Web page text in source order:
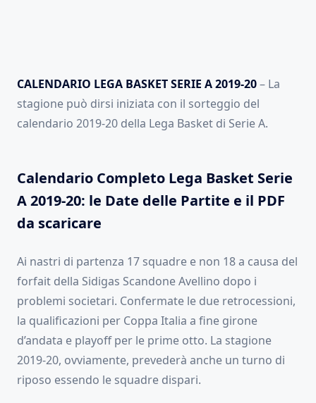
CALENDARIO LEGA BASKET SERIE A 2019-20– La
stagione può dirsi iniziata con il sorteggio del
calendario 2019-20 della Lega Basket di Serie A.
Calendario Completo Lega Basket Serie
A 2019-20: le Date delle Partite e il PDF
da scaricare
Ai nastri di partenza 17 squadre e non 18 a causa del
forfait della Sidigas Scandone Avellino dopo i
problemi societari. Confermate le due retrocessioni,
la qualificazioni per Coppa Italia a fine girone
d’andata e playoff per le prime otto. La stagione
2019-20, ovviamente, prevederà anche un turno di
riposo essendo le squadre dispari.